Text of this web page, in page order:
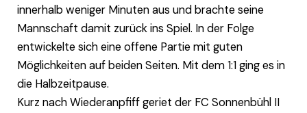
innerhalb weniger Minuten aus und brachte seine
Mannschaft damit zurück ins Spiel. In der Folge
entwickelte sich eine offene Partie mit guten
Möglichkeiten auf beiden Seiten. Mit dem 1:1 ging es in
die Halbzeitpause.
Kurz nach Wiederanpfiff geriet der FC Sonnenbühl II